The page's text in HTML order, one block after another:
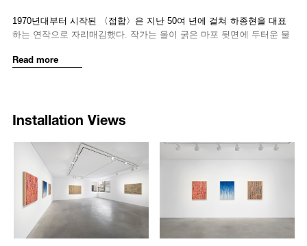
materials. Moreover, he has worked with self-made tools and
experimental methods, highlighting his desire to use every possible
around painting.
example, in the recentConjunction
canvas and bright colors added to the front, reflecting his renewed
focus on color. Unlike the original
employed the hues commonly found in traditional Korean objects such
as roof tiles or white porcelain, these newer paintings adopt a more
contemporary palette inspired by our everyday surroundings, firmly
distancing the work from any symbolic associations. Ha’s new
painting,
Conjunction 24-52
1970년대부터 시작된 〈접합〉은 지난 50여 년에 걸쳐 하종현을 대표
하는 연작으로 자리매김했다. 작가는 올이 굵은 마포 뒷면에 두터운 물
에 공간의 개념을 부여하는 노동집약적인 기법을 구축했다. 한국전쟁
만든 도구들을 이용해 작업해 왔다. 즉, 하종현은 재료와 기법, 작업 도
념과 기존의 관행을 전복하고자 부단히 시도했다.
이번 전시는 배압법을 이용하는 기존 〈접합〉의 방식과 형태를 고수하
되 그 기법과 의미의 변주를 조명하는 작가의 신작을 포함한다. 예컨대
색에 대한 동시대적 고민이 반영된 다채색의 〈접합〉 신작에서는 캔버
스 뒷면에서 만들어진 작가의 붓 터치(mark-making)와 함께 밝은 색이
섞인 그라데이션이 강조된다. 기존 〈접합〉 연작에서 기왓장이나 백자
를 연상시키는 한국적인 색상이 주로 사용되었다면, 다채색의 〈접합〉
Read more
Installation Views
2262
/upload/installations/d47801669982c3a6688e9241b3ec5b1b.jpg
2263
/upload/installations/